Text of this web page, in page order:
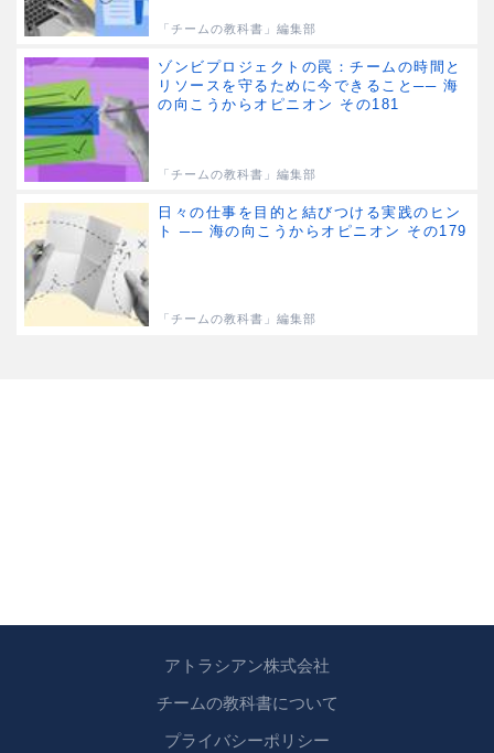
「チームの教科書」編集部
ゾンビプロジェクトの罠：チームの時間と
リソースを守るために今できること── 海
の向こうからオピニオン その181
「チームの教科書」編集部
日々の仕事を目的と結びつける実践のヒン
ト ── 海の向こうからオピニオン その179
「チームの教科書」編集部
アトラシアン株式会社
チームの教科書について
プライバシーポリシー